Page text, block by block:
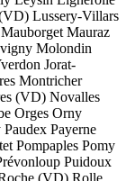
Lussery-Villars
Mauborget Mauraz
Molondin
Jorat-
Montricher
(VD) Novalles
Orges Orny
Paudex Payerne
Pompaples Pomy
Puidoux
(VD) Rolle